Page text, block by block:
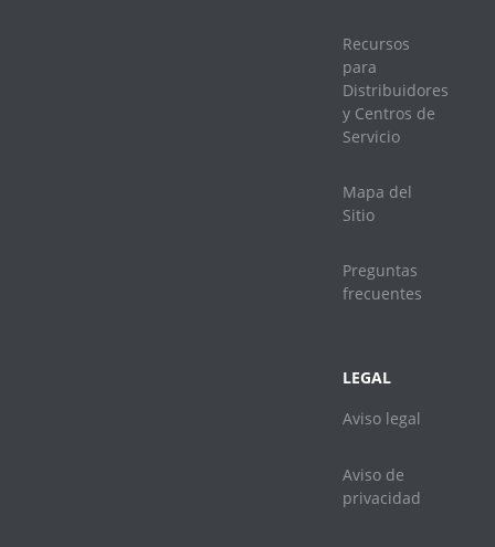
Recursos
para
Distribuidores
y Centros de
Servicio
Mapa del
Sitio
Preguntas
frecuentes
LEGAL
Aviso legal
Aviso de
privacidad